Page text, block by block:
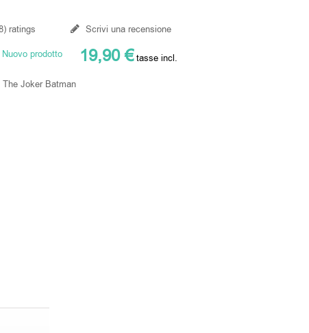
) ratings
Scrivi una recensione
Nuovo prodotto 19,90 €tasse incl.
Joker Batman